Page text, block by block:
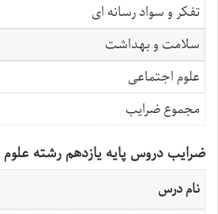
تفکر و سواد رسانه ای
سلامت و بهداشت
علوم اجتماعی
مجموع ضرایب
ضرایب دروس پایه یازدهم رشته علوم
نام درس